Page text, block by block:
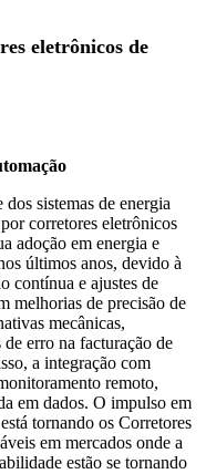
eletrônicos de
sistemas de energia
corretores eletrônicos
adoção em energia e
últimos anos, devido à
contínua e ajustes de
melhorias de precisão de
mecânicas,
erro na facturação de
a integração com
remoto,
em dados. O impulso em
tornando os Corretores
​​em mercados onde a
estão se tornando